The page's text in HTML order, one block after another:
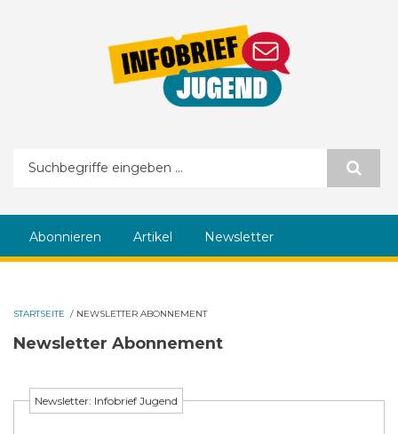
Suchformular
Abonnieren Artikel Newsletter
STARTSEITE / NEWSLETTER ABONNEMENT
Newsletter Abonnement
Newsletter: Infobrief Jugend